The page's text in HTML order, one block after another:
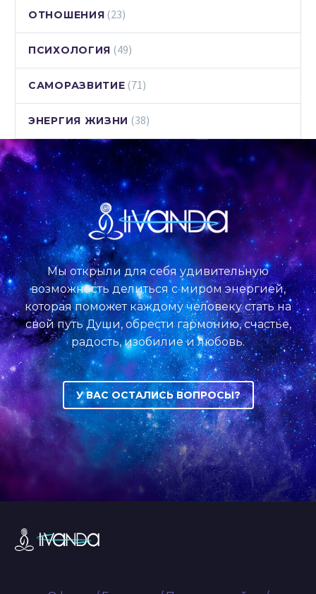
ОТНОШЕНИЯ (23)
ПСИХОЛОГИЯ (49)
САМОРАЗВИТИЕ (71)
ЭНЕРГИЯ ЖИЗНИ (38)
Мы открыли для себя удивительную
возможность делиться с миром энергией,
которая поможет каждому человеку стать на
свой путь Души, обрести гармонию, счастье,
радость, изобилие и любовь.
У ВАС ОСТАЛИСЬ ВОПРОСЫ?